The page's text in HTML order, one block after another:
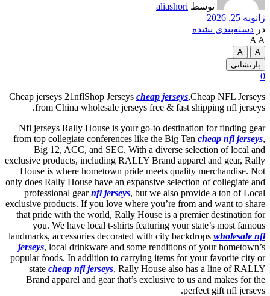
توسط aliashori
ژانویه 25, 2026
در دسته‌بندی نشده
A A
A
A
بازنشانی
0
Cheap jerseys 21nflShop Jerseys cheap jerseys,Cheap NFL Jerseys
from China wholesale jerseys free & fast shipping nfl jerseys.
Nfl jerseys Rally House is your go-to destination for finding gear
from top collegiate conferences like the Big Ten cheap nfl jerseys,
Big 12, ACC, and SEC. With a diverse selection of local and
exclusive products, including RALLY Brand apparel and gear, Rally
House is where hometown pride meets quality merchandise. Not
only does Rally House have an expansive selection of collegiate and
professional gearnfl jerseys, but we also provide a ton of Local
exclusive products. If you love where you’re from and want to share
that pride with the world, Rally House is a premier destination for
you. We have local t-shirts featuring your state’s most famous
landmarks, accessories decorated with city backdrops wholesale nfl
jerseys, local drinkware and some renditions of your hometown’s
popular foods. In addition to carrying items for your favorite city or
state cheap nfl jerseys, Rally House also has a line of RALLY
Brand apparel and gear that’s exclusive to us and makes for the
perfect gift nfl jerseys.